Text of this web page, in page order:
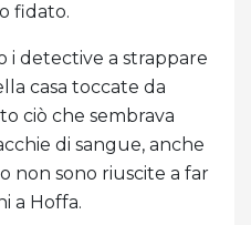
fidato.
i detective a strappare
casa toccate da
ciò che sembrava
di sangue, anche
non sono riuscite a far
a Hoffa.